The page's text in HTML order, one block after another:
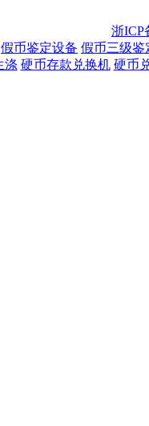
浙ICP
假币鉴定设备 假币三级鉴
涤 硬币存款兑换机, 硬币